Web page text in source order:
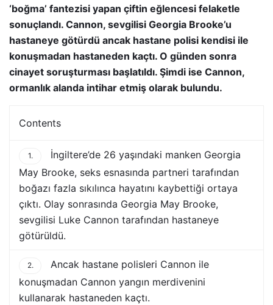
‘boğma’ fantezisi yapan çiftin eğlencesi felaketle
sonuçlandı. Cannon, sevgilisi Georgia Brooke’u
hastaneye götürdü ancak hastane polisi kendisi ile
konuşmadan hastaneden kaçtı. O günden sonra
cinayet soruşturması başlatıldı. Şimdi ise Cannon,
ormanlık alanda intihar etmiş olarak bulundu.
Contents
1.
İngiltere’de 26 yaşındaki manken Georgia
May Brooke, seks esnasında partneri tarafından
boğazı fazla sıkılınca hayatını kaybettiği ortaya
çıktı. Olay sonrasında Georgia May Brooke,
sevgilisi Luke Cannon tarafından hastaneye
götürüldü.
2.
Ancak hastane polisleri Cannon ile
konuşmadan Cannon yangın merdivenini
kullanarak hastaneden kaçtı.